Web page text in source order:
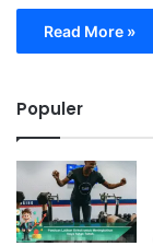
Read More »
Populer